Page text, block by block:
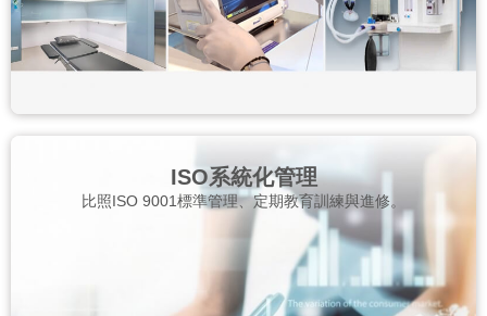
ISO系統化管理
比照ISO 9001標準管理、定期教育訓練與進修。